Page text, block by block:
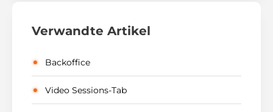
Verwandte Artikel
Backoffice
Video Sessions-Tab